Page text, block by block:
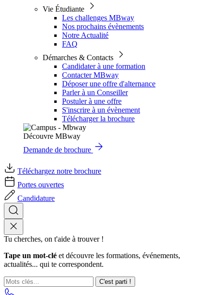
Vie Étudiante
Les challenges MBway
Nos prochains évènements
Notre Actualité
FAQ
Démarches & Contacts
Candidater à une formation
Contacter MBway
Déposer une offre d'alternance
Parler à un Conseiller
Postuler à une offre
S'inscrire à un évènement
Télécharger la brochure
Découvre MBway
Demande de brochure
Téléchargez notre brochure
Portes ouvertes
Candidature
Tu cherches, on t'aide à trouver !
Tape un mot-clé et découvre les formations, événements,
actualités... qui te correspondent.
C'est parti !